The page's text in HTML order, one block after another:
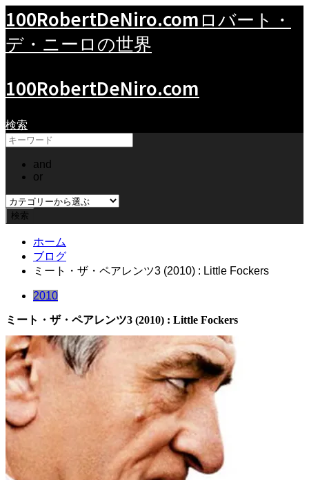
100RobertDeNiro.com ロバート・
デ・ニーロの世界
100RobertDeNiro.com
検索
and
or
ホーム
ブログ
ミート・ザ・ペアレンツ3 (2010) : Little Fockers
2010
ミート・ザ・ペアレンツ3 (2010) : Little Fockers